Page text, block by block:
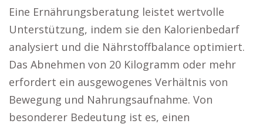
Eine Ernährungsberatung leistet wertvolle
Unterstützung, indem sie den Kalorienbedarf
analysiert und die Nährstoffbalance optimiert.
Das Abnehmen von 20 Kilogramm oder mehr
erfordert ein ausgewogenes Verhältnis von
Bewegung und Nahrungsaufnahme. Von
besonderer Bedeutung ist es, einen